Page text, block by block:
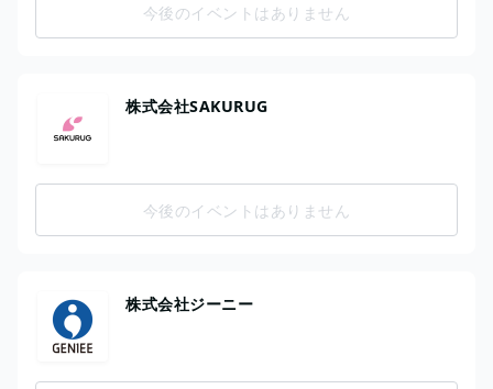
今後のイベントはありません
株式会社SAKURUG
今後のイベントはありません
株式会社ジーニー